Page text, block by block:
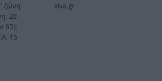
ζώνη:
20
65):
15
viva.gr